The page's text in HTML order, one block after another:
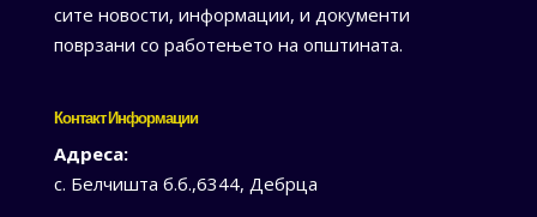
сите новости, информации, и документи
поврзани со работењето на општината.
Контакт Информации
Адреса:
с. Белчишта б.б.,6344, Дебрца